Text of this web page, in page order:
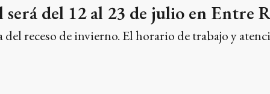
será del 12 al 23 de julio en Entre
del receso de invierno. El horario de trabajo y